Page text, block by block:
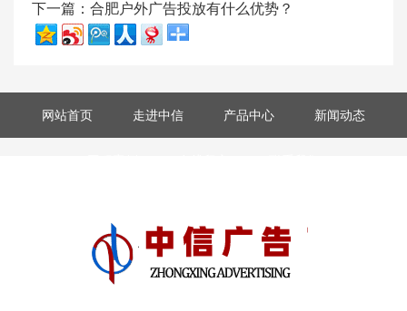
下一篇： 合肥户外广告投放有什么优势？
网站首页 走进中信 产品中心 新闻动态